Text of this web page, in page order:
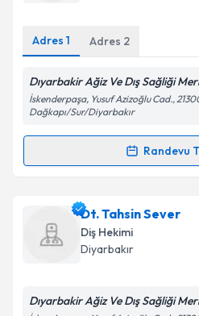
Kişisel verilerimin
Metni'ni okudum ve
Adres 1 Adres 2
Dıyarbakir Ağiz Ve Dış Sağliği
İskenderpaşa, Yusuf Azizoğlu Cad.,
Dağkapı/Sur/Diyarbakır
Randevu
Randevu Takvimi
Dt. Fırat Ulaşiçin randevu
Size bu uzmandan randevu
hazırlandığında e-posta ile
Dt. Tahsin Sever
Diş Hekimi
Diyarbakır
Dıyarbakir Ağiz Ve Dış Sağliği